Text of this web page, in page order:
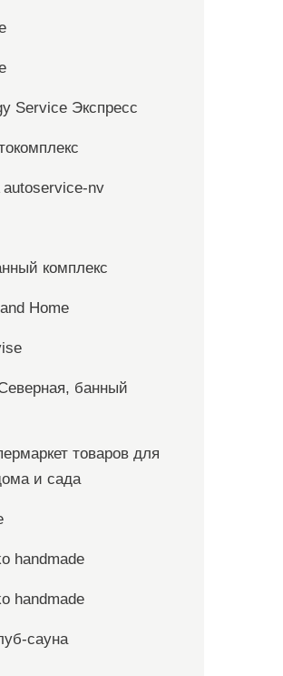
Service Экспресс
autoservice-nv
комплекс
Home
банный
товаров для
и сада
handmade
handmade
сауна